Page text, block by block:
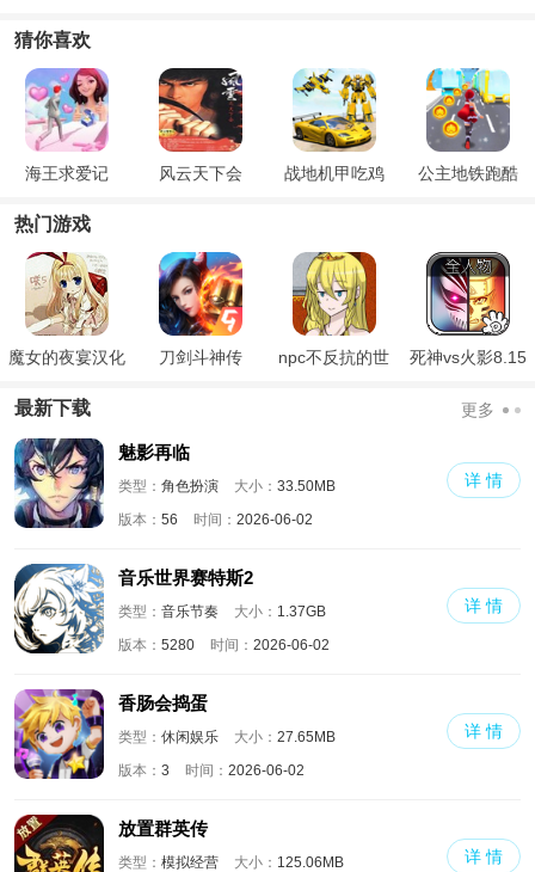
猜你喜欢
海王求爱记 风云天下会 战地机甲吃鸡 公主地铁跑酷
热门游戏
魔女的夜宴汉化
刀剑斗神传
npc不反抗的世
死神vs火影8.15
最新下载 更多
魅影再临
类型： 角色扮演 大小： 33.50MB
版本： 56 时间： 2026-06-02
详 情
音乐世界赛特斯2
类型： 音乐节奏 大小： 1.37GB
版本： 5280 时间： 2026-06-02
详 情
香肠会捣蛋
类型： 休闲娱乐 大小： 27.65MB
版本： 3 时间： 2026-06-02
详 情
放置群英传
类型： 模拟经营 大小： 125.06MB
详 情